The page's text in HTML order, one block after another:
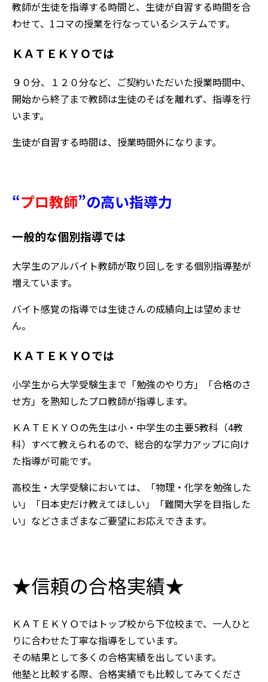
教師が生徒を指導する時間と、生徒が自習する時間を合
わせて、1コマの授業を行なっているシステムです。
ＫＡＴＥＫＹＯでは
９０分、１２０分など、ご契約いただいた授業時間中、
開始から終了まで教師は生徒のそばを離れず、指導を行
います。
生徒が自習する時間は、授業時間外になります。
“プロ教師”の高い指導力
一般的な個別指導では
大学生のアルバイト教師が取り回しをする個別指導塾が
増えています。
バイト感覚の指導では生徒さんの成績向上は望めませ
ん。
ＫＡＴＥＫＹＯでは
小学生から大学受験生まで「勉強のやり方」「合格のさ
せ方」を熟知したプロ教師が指導します。
ＫＡＴＥＫＹＯの先生は小・中学生の主要5教科（4教
科）すべて教えられるので、総合的な学力アップに向け
た指導が可能です。
高校生・大学受験においては、「物理・化学を勉強した
い」「日本史だけ教えてほしい」「難関大学を目指した
い」などさまざまなご要望にお応えできます。
★信頼の合格実績★
ＫＡＴＥＫＹＯではトップ校から下位校まで、一人ひと
りに合わせた丁寧な指導をしています。
その結果として多くの合格実績を出しています。
他塾と比較する際、合格実績でも比較してみてくださ